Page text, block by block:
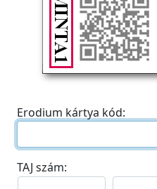
Erodium kártya kód:
TAJ szám: